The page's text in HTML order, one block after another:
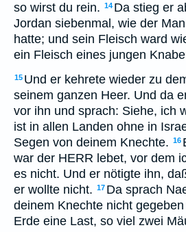
so wirst du rein. 14 Da stieg er
Jordan siebenmal, wie der
hatte; und sein Fleisch ward
ein Fleisch eines jungen
15 Und er kehrete wieder zu
seinem ganzen Heer. Und da
vor ihn und sprach: Siehe, ich
ist in allen Landen ohne in
Segen von deinem Knechte. 16
war der HERR lebet, vor dem
es nicht. Und er nötigte ihn,
er wollte nicht. 17 Da sprach
deinem Knechte nicht
Erde eine Last, so viel zwei